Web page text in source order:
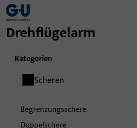
Drehflügelarm
Kategorien
Scheren
Begrenzungsschere
Doppelschere